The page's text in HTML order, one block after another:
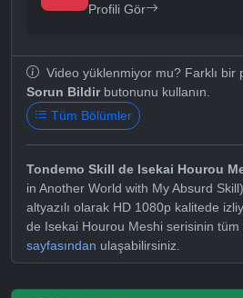
Profili Gör
Video yüklenmiyor mu? Farklı bir
Sorun Bildirbutonunu kullanın.
Tüm Bölümler
Tondemo Skill de Isekai Hourou
in Another World with My Absurd
altyazılı olarak HD 1080p kalitede
de Isekai Hourou Meshi serisinin tüm
sayfasından ulaşabilirsiniz.